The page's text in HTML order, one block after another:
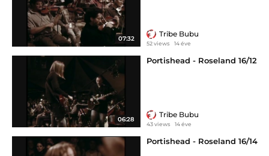
07:32
Tribe Bubu
52 views 14 éve
06:28
Portishead - Roseland 16/12
Tribe Bubu
43 views 14 éve
Portishead - Roseland 16/14